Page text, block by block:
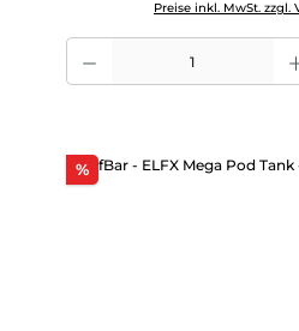
Preise inkl. MwSt. zzgl.
Produkt Anzahl: Gib den
%Rabatt